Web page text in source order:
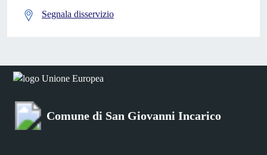
Segnala disservizio
Comune di San Giovanni Incarico